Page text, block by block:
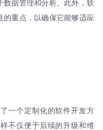
数据管理和分析。此外，软
的重点，以确保它能够适应
一个定制化的软件开发方
不仅便于后续的升级和维